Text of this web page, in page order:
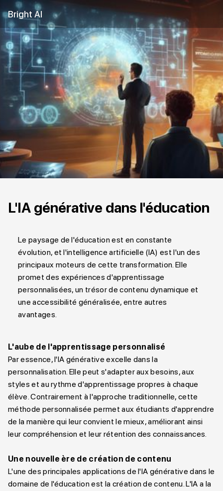
Bright AI
L'IA générative dans l'éducation
Le paysage de l'éducation est en constante
évolution, et l'intelligence artificielle (IA) est l'un des
principaux moteurs de cette transformation. Elle
promet des expériences d'apprentissage
personnalisées, un trésor de contenu dynamique et
une accessibilité généralisée, entre autres
avantages.
L'aube de l'apprentissage personnalisé
Par essence, l'IA générative excelle dans la
personnalisation. Elle peut s'adapter aux besoins, aux
styles et au rythme d'apprentissage propres à chaque
élève. Contrairement à l'approche traditionnelle, cette
méthode personnalisée permet aux étudiants d'apprendre
de la manière qui leur convient le mieux, améliorant ainsi
leur compréhension et leur rétention des connaissances.
Une nouvelle ère de création de contenu
L'une des principales applications de l'IA générative dans le
domaine de l'éducation est la création de contenu. L'IA a la